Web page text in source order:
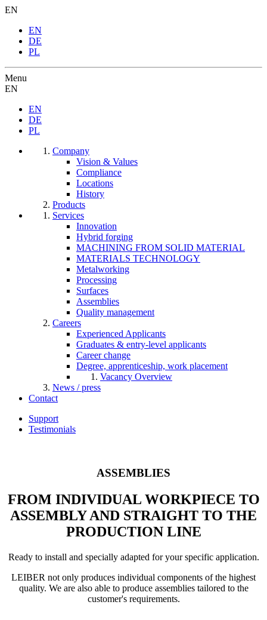
EN
EN
DE
PL
Menu
EN
EN
DE
PL
Company
Vision & Values
Compliance
Locations
History
Products
Services
Innovation
Hybrid forging
MACHINING FROM SOLID MATERIAL
MATERIALS TECHNOLOGY
Metalworking
Processing
Surfaces
Assemblies
Quality management
Careers
Experienced Applicants
Graduates & entry-level applicants
Career change
Degree, apprenticeship, work placement
Vacancy Overview
News / press
Contact
Support
Testimonials
ASSEMBLIES
FROM INDIVIDUAL WORKPIECE TO
ASSEMBLY AND STRAIGHT TO THE
PRODUCTION LINE
Ready to install and specially adapted for your specific application.
LEIBER not only produces individual components of the highest
quality. We are also able to produce assemblies tailored to the
customer's requirements.